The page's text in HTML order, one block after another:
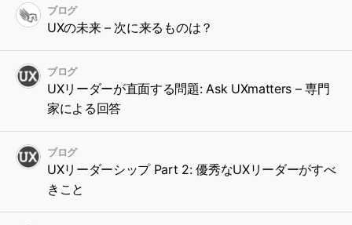
ブログ
UXの未来 – 次に来るものは？
ブログ
UXリーダーが直面する問題: Ask UXmatters – 専門
家による回答
ブログ
UXリーダーシップ Part 2: 優秀なUXリーダーがすべ
きこと